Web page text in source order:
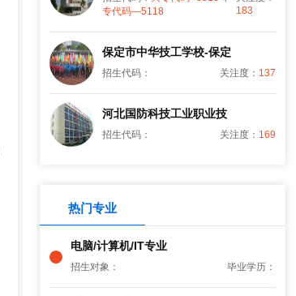
专代码—5118
183
保定市中华技工学校-保定
招生代码： 关注度： 137
河北国防科技工业职业技
招生代码： 关注度： 169
热门专业
电脑/计算机/IT专业
招生对象： 毕业学历：